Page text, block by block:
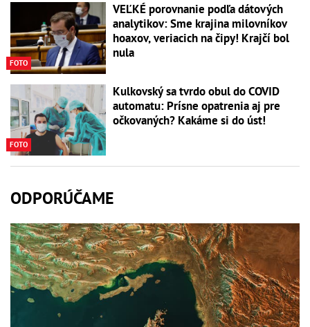
FOTO
VEĽKÉ porovnanie podľa dátových
analytikov: Sme krajina milovníkov
hoaxov, veriacich na čipy! Krajčí bol
nula
FOTO
Kulkovský sa tvrdo obul do COVID
automatu: Prísne opatrenia aj pre
očkovaných? Kakáme si do úst!
ODPORÚČAME